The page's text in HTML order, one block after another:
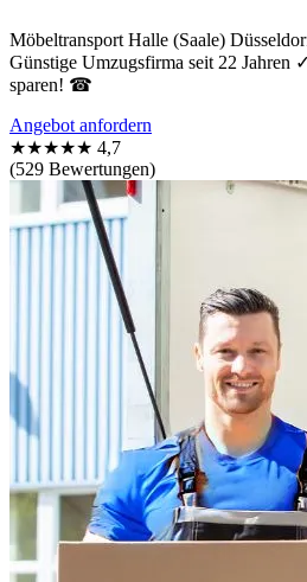
Möbeltransport Halle (Saale)
Günstige Umzugsfirma seit 22 Jahren
sparen! ☎
Angebot anfordern
★★★★★ 4,7
(529 Bewertungen)